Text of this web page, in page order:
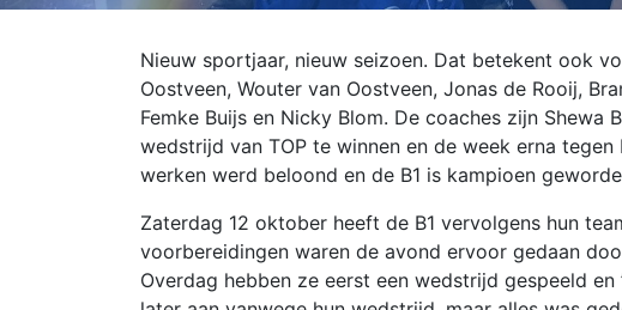
Nieuw sportjaar, nieuw seizoen. Dat betekent ook
Oostveen, Wouter van Oostveen, Jonas de Rooij,
Femke Buijs en Nicky Blom. De coaches zijn
wedstrijd van TOP te winnen en de week erna
werken werd beloond en de B1 is kampioen
Zaterdag 12 oktober heeft de B1 vervolgens hun
voorbereidingen waren de avond ervoor gedaan
Overdag hebben ze eerst een wedstrijd gespeeld